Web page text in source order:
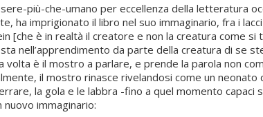
più-che-umano per eccellenza della letteratura
ha imprigionato il libro nel suo immaginario, fra i
[che è in realtà il creatore e non la creatura come
nell’apprendimento da parte della creatura di se
volta è il mostro a parlare, e prende la parola non
il mostro rinasce rivelandosi come un
la gola e le labbra -fino a quel momento
immaginario: